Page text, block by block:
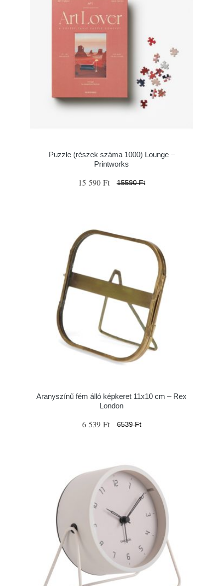
Puzzle (részek száma 1000) Lounge –
Printworks
15 590 Ft 15590 Ft
Aranyszínű fém álló képkeret 11x10 cm – Rex
London
6 539 Ft 6539 Ft